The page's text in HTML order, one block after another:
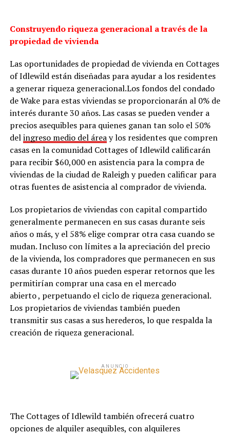
Construyendo riqueza generacional a través de la
propiedad de vivienda
Las oportunidades de propiedad de vivienda en Cottages
of Idlewild están diseñadas para ayudar a los residentes
a generar riqueza generacional.Los fondos del condado
de Wake para estas viviendas se proporcionarán al 0% de
interés durante 30 años. Las casas se pueden vender a
precios asequibles para quienes ganan tan solo el 50%
delingreso medio del áreay los residentes que compren
casas en la comunidad Cottages of Idlewild calificarán
para recibir $60,000 en asistencia para la compra de
viviendas de la ciudad de Raleigh y pueden calificar para
otras fuentes de asistencia al comprador de vivienda.
Los propietarios de viviendas con capital compartido
generalmente permanecen en sus casas durante seis
años o más, y el 58% elige comprar otra casa cuando se
mudan. Incluso con límites a la apreciación del precio
de la vivienda, los compradores que permanecen en sus
casas durante 10 años pueden esperar retornos que les
permitirían comprar una casa en el mercado
abierto, perpetuando el ciclo de riqueza generacional.
Los propietarios de viviendas también pueden
transmitir sus casas a sus herederos, lo que respalda la
creación de riqueza generacional.
ANUNCIO
The Cottages of Idlewild también ofrecerá cuatro
opciones de alquiler asequibles, con alquileres